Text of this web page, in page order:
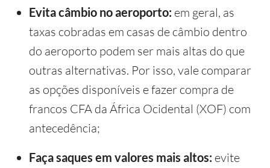
Evita câmbio no aeroporto: em geral, as
taxas cobradas em casas de câmbio dentro
do aeroporto podem ser mais altas do que
outras alternativas. Por isso, vale comparar
as opções disponíveis e fazer compra de
francos CFA da África Ocidental (XOF) com
antecedência;
Faça saques em valores mais altos: evite